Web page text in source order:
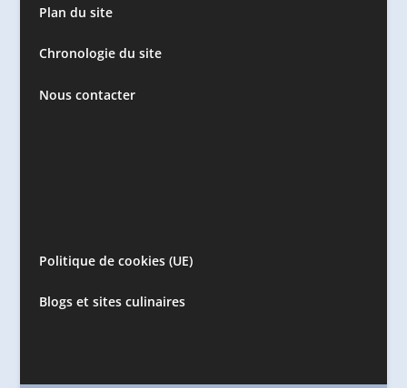
Plan du site
Chronologie du site
Nous contacter
Politique de cookies (UE)
Blogs et sites culinaires